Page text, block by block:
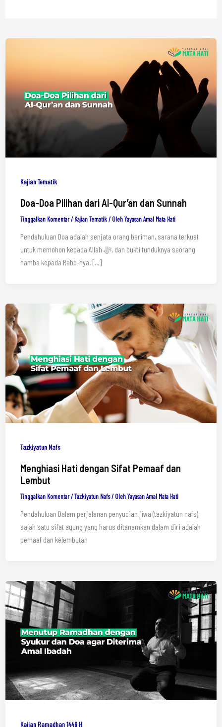
Kajian Tematik
Doa-Doa Pilihan dari Al-Qur’an dan Sunnah
Tinggalkan Komentar / Kajian Tematik/ OlehYayasan Amal Mata Hati
Pendahuluan Doa adalah senjata orang beriman, sarana terkuat
untuk memohon kepada Allah ﷻ, dan bukti tunduknya seorang
hamba kepada Rabb-nya. […]
Tazkiyatun Nafs
Menghiasi Hati dengan Sifat Pemaaf dan
Lembut
Tinggalkan Komentar /Tazkiyatun Nafs/ OlehYayasan Amal Mata Hati
Pendahuluan Dalam perjalanan penyucian jiwa (tazkiyatun nafs),
salah satu sifat agung yang harus ditanamkan dalam diri adalah
pemaaf dan kelembutan
Kajian Ramadhan 1446 H